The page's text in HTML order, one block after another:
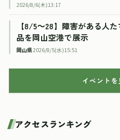
2026/8/6(木)13:17
【8/5～28】障害がある人
品を岡山空港で展示
岡山県2026/8/5(水)15:51
イベントを
アクセスランキング